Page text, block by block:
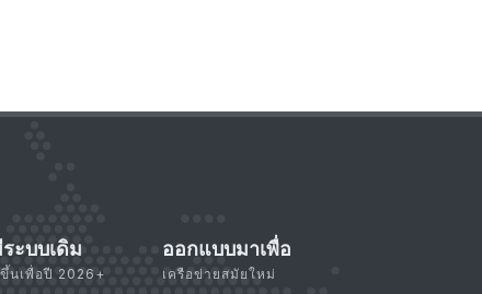
ะบบเดิม
ขึ้นเพื่อปี 2026+
ออกแบบมาเพื่อ
เครือข่ายสมัยใหม่